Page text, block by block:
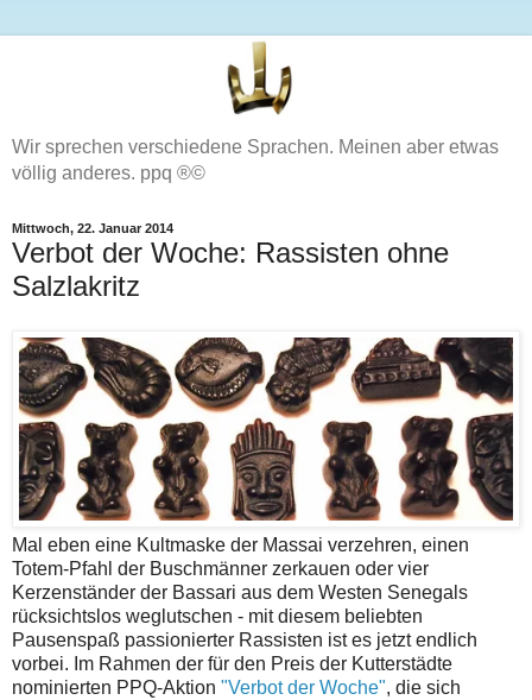
Wir sprechen verschiedene Sprachen. Meinen aber etwas
völlig anderes. ppq ®©
Mittwoch, 22. Januar 2014
Verbot der Woche: Rassisten ohne
Salzlakritz
Mal eben eine Kultmaske der Massai verzehren, einen
Totem-Pfahl der Buschmänner zerkauen oder vier
Kerzenständer der Bassari aus dem Westen Senegals
rücksichtslos weglutschen - mit diesem beliebten
Pausenspaß passionierter Rassisten ist es jetzt endlich
vorbei. Im Rahmen der für den Preis der Kutterstädte
nominierten PPQ-Aktion "Verbot der Woche", die sich